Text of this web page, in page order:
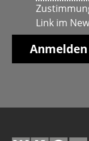
Link im